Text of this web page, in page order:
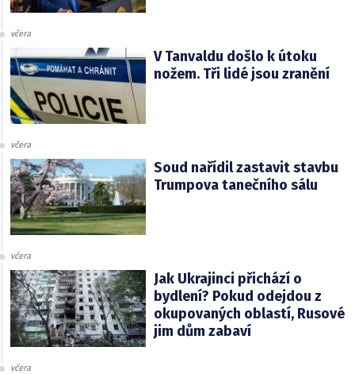
včera
V Tanvaldu došlo k útoku
nožem. Tři lidé jsou zranění
včera
Soud nařídil zastavit stavbu
Trumpova tanečního sálu
včera
Jak Ukrajinci přichází o
bydlení? Pokud odejdou z
okupovaných oblastí, Rusové
jim dům zabaví
včera